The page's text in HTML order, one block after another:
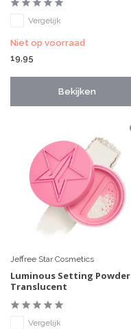
Vergelijk
Niet op voorraad
19,95
Bekijken
Jeffree Star Cosmetics
Luminous Setting Powder
Translucent
Vergelijk